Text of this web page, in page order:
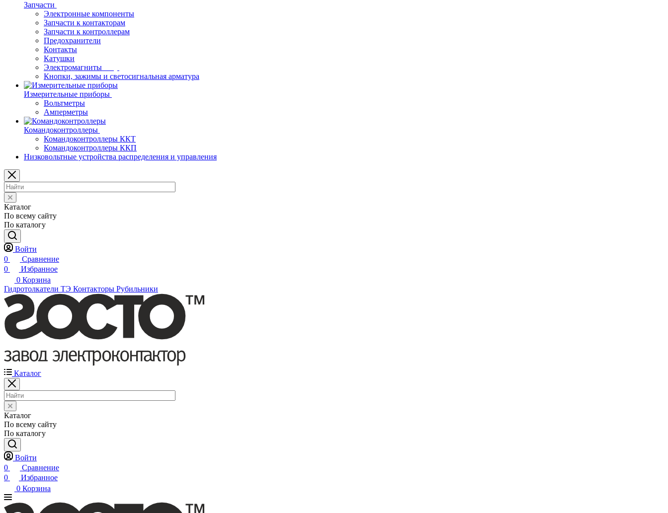
Запчасти
Электронные компоненты
Запчасти к контакторам
Запчасти к контроллерам
Предохранители
Контакты
Катушки
Электромагниты
Кнопки, зажимы и светосигнальная арматура
Измерительные приборы
Вольтметры
Амперметры
Командоконтроллеры
Командоконтроллеры ККТ
Командоконтроллеры ККП
Низковольтные устройства распределения и управления
Каталог
По всему сайту
По каталогу
Войти
0
Сравнение
0
Избранное
0 Корзина
Гидротолкатели ТЭ Контакторы Рубильники
Каталог
Каталог
По всему сайту
По каталогу
Войти
0
Сравнение
0
Избранное
0 Корзина